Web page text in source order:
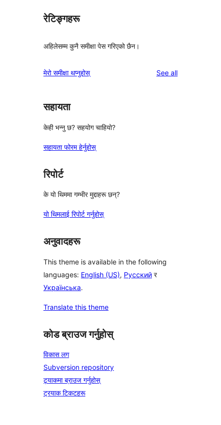
रेटिङ्गहरू
अहिलेसम्म कुनै समीक्षा पेस गरिएको छैन।
मेरो समीक्षा थप्नुहोस् See allreviews
सहायता
केही भन्नु छ? सहयोग चाहियो?
सहायता फोरम हेर्नुहोस्
रिपोर्ट
के यो थिममा गम्भीर मुद्दाहरू छन्?
यो थिमलाई रिपोर्ट गर्नुहोस्
अनुवादहरू
This theme is available in the following
languages: English (US), Русский र
Українська.
Translate this theme
कोड ब्राउज गर्नुहोस्
विकास लग
Subversion repository
ट्र्याकमा ब्राउज गर्नुहोस्
ट्रयाक टिकटहरू